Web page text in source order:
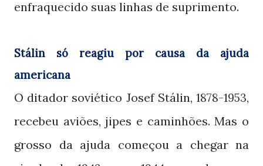
enfraquecido suas linhas de suprimento.
Stálin só reagiu por causa da ajuda
americana
O ditador soviético Josef Stálin, 1878-1953,
recebeu aviões, jipes e caminhões. Mas o
grosso da ajuda começou a chegar na